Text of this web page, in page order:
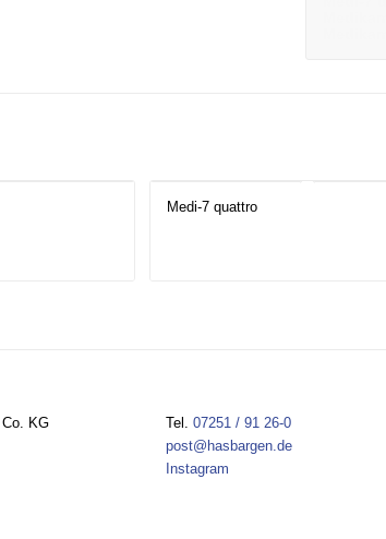
Medi-7 quattro
KG
Tel. 07251 / 91 26-0
post@hasbargen.de
Instagram